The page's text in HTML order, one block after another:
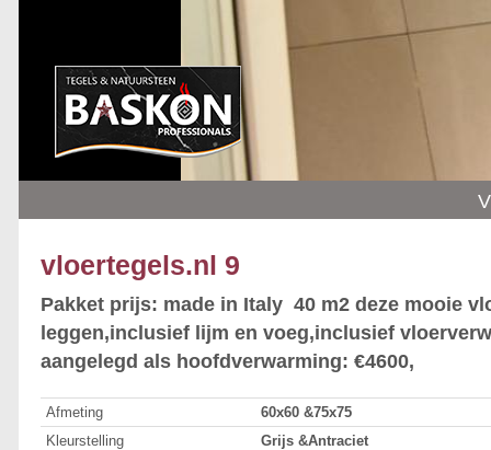
vloertegels.nl 9
Pakket prijs: made in Italy 40 m2 deze mooie
leggen,inclusief lijm en voeg,inclusief
aangelegd als hoofdverwarming: €4600,
Afmeting
60x60 &75x75
Kleurstelling
Grijs &Antraciet